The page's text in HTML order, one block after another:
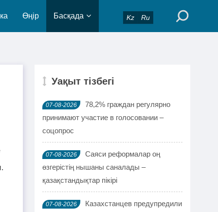
Kz Ru
Өңір Басқада
Уақыт тізбегі
07-08-2026
78,2% граждан регулярно
принимают участие в голосовании –
соцопрос
07-08-2026
Саяси реформалар оң
өзгерістің нышаны саналады –
қазақстандықтар пікірі
07-08-2026
Казахстанцев предупредили